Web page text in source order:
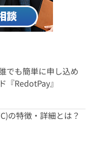
でも簡単に申し込め
『RedotPay』
の特徴・詳細とは？